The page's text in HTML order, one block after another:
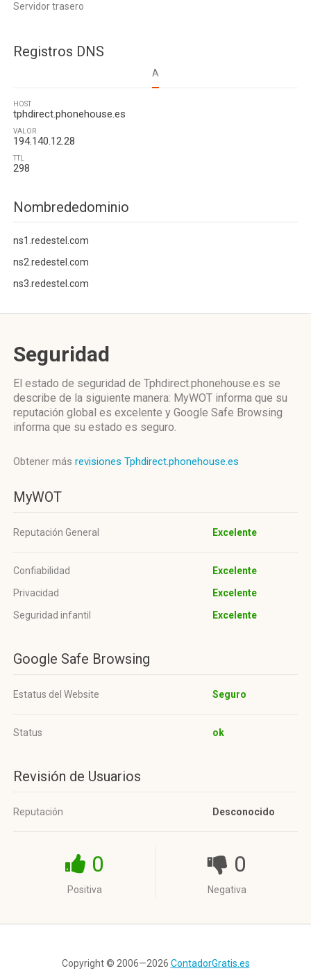
Servidor trasero
Registros DNS
A
HOST
tphdirect.phonehouse.es
VALOR
194.140.12.28
TTL
298
Nombrededominio
ns1.redestel.com
ns2.redestel.com
ns3.redestel.com
Seguridad
El estado de seguridad de Tphdirect.phonehouse.es se
describe de la siguiente manera: MyWOT informa que su
reputación global es excelente y Google Safe Browsing
informa que su estado es seguro.
Obtener más revisiones Tphdirect.phonehouse.es
MyWOT
Reputación General Excelente
Confiabilidad
Excelente
Privacidad
Excelente
Seguridad infantil
Excelente
Google Safe Browsing
Estatus del Website Seguro
Status ok
Revisión de Usuarios
Reputación Desconocido
0
Positiva
0
Negativa
Copyright © 2006—2026 ContadorGratis.es